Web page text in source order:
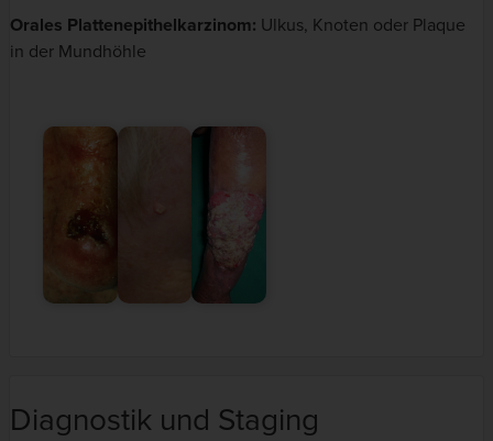
Orales Plattenepithelkarzinom: Ulkus, Knoten oder Plaque
in der Mundhöhle
Diagnostik und Staging